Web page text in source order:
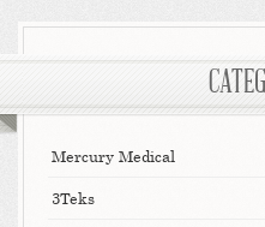
Mercury Medical
3Teks